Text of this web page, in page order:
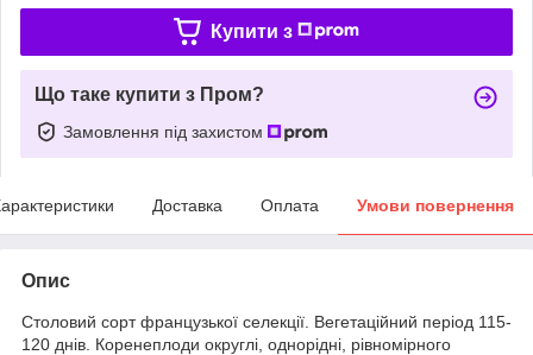
Купити з
Що таке купити з Пром?
Замовлення під захистом
Доставка Оплата Умови повернення
Опис
Столовий сорт французької селекції. Вегетаційний період 115-
120 днів. Коренеплоди округлі, однорідні, рівномірного